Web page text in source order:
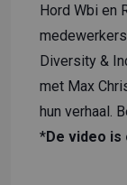
Hord Wbi en
Diversity &
met Max
hun verhaal.
*De video